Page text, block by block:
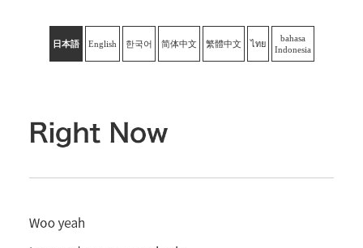
日本語 English 한국어 简体中文 繁體中文 ไทย
bahasa
Indonesia